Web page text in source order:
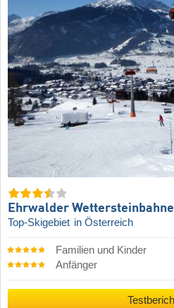
Ehrwalder
Top-Skigebiet in Österreich
Familien und Kinder
Anfänger